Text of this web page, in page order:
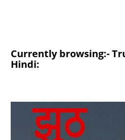
Currently browsing:-
Hindi: